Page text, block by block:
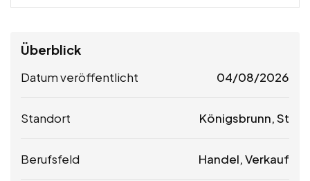
Überblick
Datum veröffentlicht 04/08/2026
Standort Königsbrunn, St
Berufsfeld Handel, Verkauf